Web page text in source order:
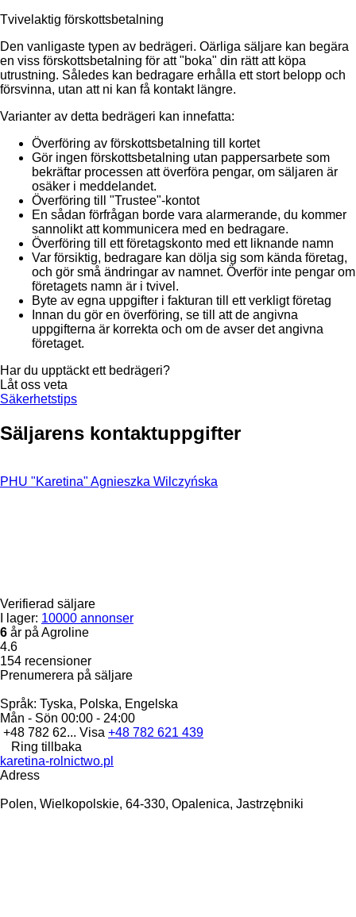
Tvivelaktig förskottsbetalning
Den vanligaste typen av bedrägeri. Oärliga säljare kan begära
en viss förskottsbetalning för att "boka" din rätt att köpa
utrustning. Således kan bedragare erhålla ett stort belopp och
försvinna, utan att ni kan få kontakt längre.
Varianter av detta bedrägeri kan innefatta:
Överföring av förskottsbetalning till kortet
Gör ingen förskottsbetalning utan pappersarbete som
bekräftar processen att överföra pengar, om säljaren är
osäker i meddelandet.
Överföring till "Trustee"-kontot
En sådan förfrågan borde vara alarmerande, du kommer
sannolikt att kommunicera med en bedragare.
Överföring till ett företagskonto med ett liknande namn
Var försiktig, bedragare kan dölja sig som kända företag,
och gör små ändringar av namnet. Överför inte pengar om
företagets namn är i tvivel.
Byte av egna uppgifter i fakturan till ett verkligt företag
Innan du gör en överföring, se till att de angivna
uppgifterna är korrekta och om de avser det angivna
företaget.
Har du upptäckt ett bedrägeri?
Låt oss veta
Säkerhetstips
Säljarens kontaktuppgifter
PHU "Karetina" Agnieszka Wilczyńska
Verifierad säljare
I lager: 10000 annonser
6 år på Agroline
4.6
154 recensioner
Prenumerera på säljare
Språk: Tyska, Polska, Engelska
Mån - Sön 00:00 - 24:00
+48 782 62... Visa +48 782 621 439
Ring tillbaka
karetina-rolnictwo.pl
Adress
Polen, Wielkopolskie, 64-330, Opalenica, Jastrzębniki